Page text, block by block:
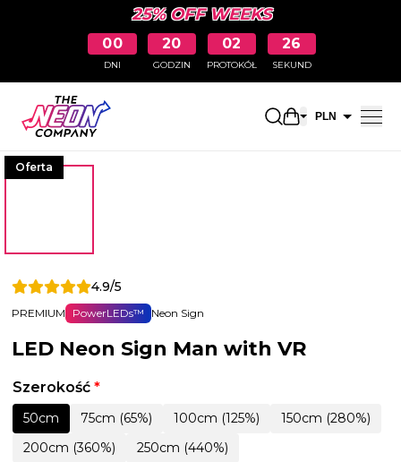
25% OFF WEEKS
00
DNI
20
GODZIN
02
PROTOKÓŁ
26
SEKUND
Otwarty koszyk
PLN
Oferta
4.9/5
PREMIUM PowerLEDs™ Neon Sign
LED Neon Sign Man with VR
Szerokość *
50cm 75cm (65%) 100cm (125%)
150cm (280%)
200cm (360%)
250cm (440%)